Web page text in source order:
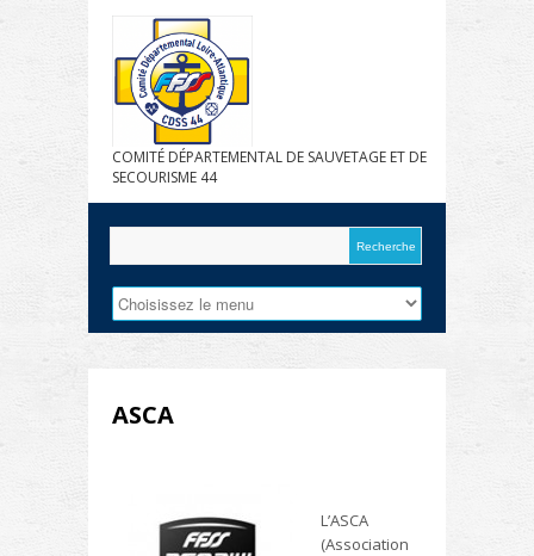
COMITÉ DÉPARTEMENTAL DE SAUVETAGE ET DE
SECOURISME 44
ASCA
L’ASCA
(Association